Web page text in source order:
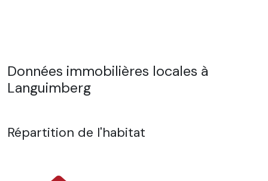
Données immobilières locales à
Languimberg
Répartition de l'habitat